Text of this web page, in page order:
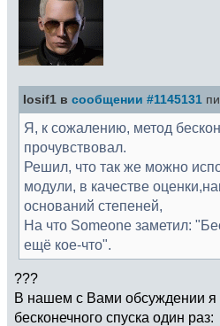
Iosif1 в сообщении #1145131
Я, к сожалению, метод
прочувствовал.
Решил, что так же можно
модули, в качестве
оснований степеней,
На что Someone заметил:
ещё кое-что".
???
В нашем с Вами обсуждении я
бесконечного спуска один раз: